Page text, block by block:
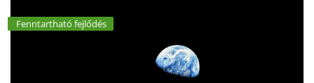
Fenntartható fejlődés